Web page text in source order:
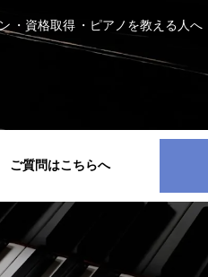
資格取得 ピアノを教える人へ
ご質問はこちらへ